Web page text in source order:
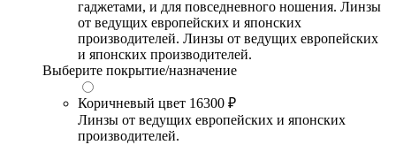
гаджетами, и для повседневного ношения. Линзы
от ведущих европейских и японских
производителей. Линзы от ведущих европейских
и японских производителей.
Выберите покрытие/назначение
Коричневый цвет 16300 ₽
Линзы от ведущих европейских и японских
производителей.